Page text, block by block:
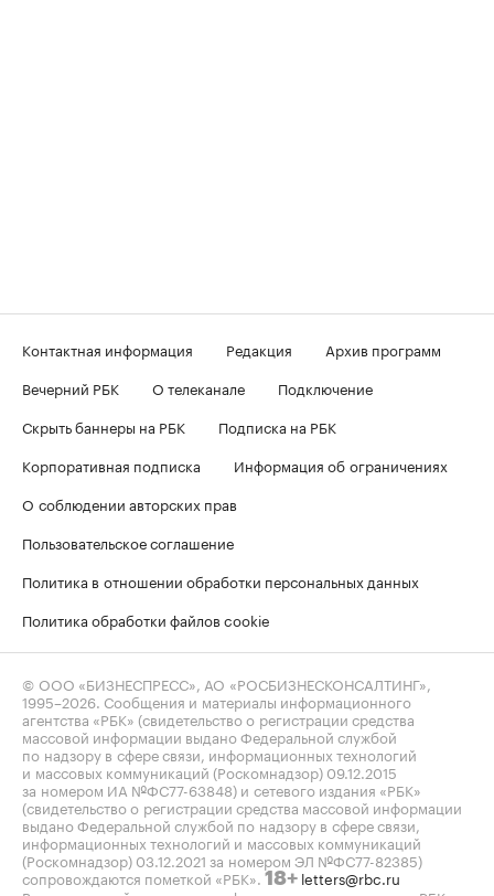
Контактная информация Редакция
Архив программ
Вечерний РБК
О телеканале
Подключение
Скрыть баннеры на РБК
Подписка на РБК
Корпоративная подписка
Информация об ограничениях
О соблюдении авторских прав
Пользовательское соглашение
Политика в отношении обработки персональных данных
Политика обработки файлов cookie
© ООО «БИЗНЕСПРЕСС», АО «РОСБИЗНЕСКОНСАЛТИНГ»,
1995–2026 . Сообщения и материалы информационного
агентства «РБК» (свидетельство о регистрации средства
массовой информации выдано Федеральной службой
по надзору в сфере связи, информационных технологий
и массовых коммуникаций (Роскомнадзор) 09.12.2015
за номером ИА №ФС77-63848) и сетевого издания «РБК»
(свидетельство о регистрации средства массовой информации
выдано Федеральной службой по надзору в сфере связи,
информационных технологий и массовых коммуникаций
(Роскомнадзор) 03.12.2021 за номером ЭЛ №ФС77-82385)
сопровождаются пометкой «РБК». 18+ letters@rbc.ru